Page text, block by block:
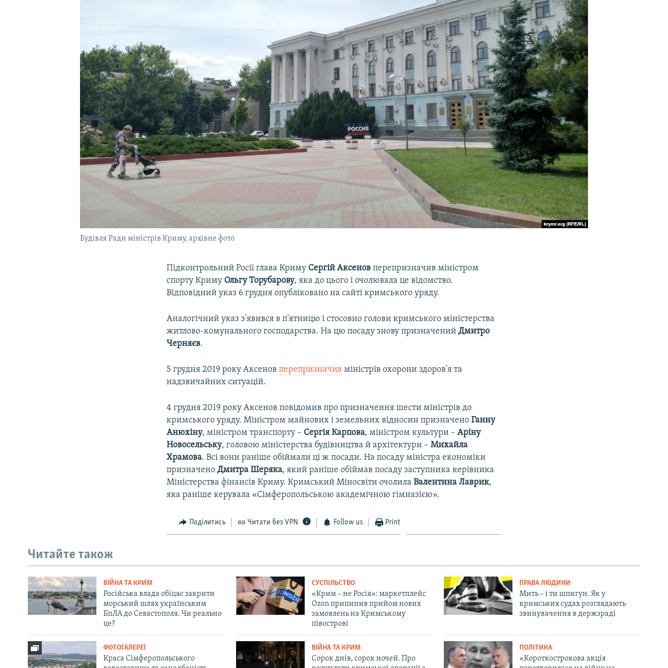
Будівля Ради міністрів Криму, архівне фото
Підконтрольний Росії глава Криму Сергій Аксенов перепризначив міністром
спорту Криму Ольгу Торубарову, яка до цього і очолювала це відомство.
Відповідний указ 6 грудня опубліковано на сайті кримського уряду.
Аналогічний указ з'явився в п'ятницю і стосовно голови кримського міністерства
житлово-комунального господарства. На цю посаду знову призначенийДмитро
Черняєв.
5 грудня 2019 року Аксеновперепризначив міністрів охорони здоров'я та
надзвичайних ситуацій.
4 грудня 2019 року Аксенов повідомив про призначення шести міністрів до
кримського уряду. Міністром майнових і земельних відносин призначеноГанну
Анюхіну, міністром транспорту – Сергія Карпова, міністром культури –Аріну
Новосельську, головою міністерства будівництва й архітектури –Михайла
Храмова. Всі вони раніше обіймали ці ж посади. На посаду міністра економіки
призначеноДмитра Шеряка, який раніше обіймав посаду заступника керівника
Міністерства фінансів Криму. Кримський Міносвіти очолилаВалентина Лаврик,
яка раніше керувала «Сімферопольською академічною гімназією».
Поділитись Читати без VPN Follow us Print
Читайте також
ВІЙНА ТА КРИМ
Російська влада обіцяє закрити
морський шлях українським
БпЛА до Севастополя. Чи реально
це?
СУСПІЛЬСТВО
«Крим – не Росія»: маркетплейс
Ozon припинив прийом нових
замовлень на Кримському
півострові
ПРАВА ЛЮДИНИ
Мить – і ти шпигун. Як у
кримських судах розглядають
звинувачення в держзраді
ФОТОГАЛЕРЕЇ
Краса Сімферопольського
ВІЙНА ТА КРИМ
Сорок днів, сорок ночей. Про
ПОЛІТИКА
«Короткострокова акція